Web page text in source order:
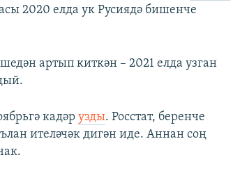
2020 елда ук Русиядә бишенче
артып киткән – 2021 елда узган
кадәрузды. Росстат, беренче
ителәчәк дигән иде. Аннан соң